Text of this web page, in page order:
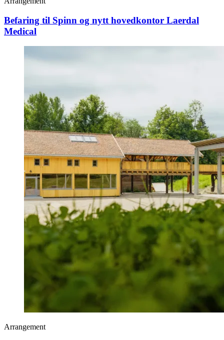
Befaring til Spinn og nytt hovedkontor Laerdal
Medical
Arrangement